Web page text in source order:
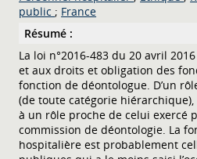
public ; France
Résumé :
La loi n°2016-483 du 20 avril
et aux droits et obligation des
fonction de déontologue. D’un
(de toute catégorie
à un rôle proche de celui exercé
commission de déontologie. La
hospitalière est probablement